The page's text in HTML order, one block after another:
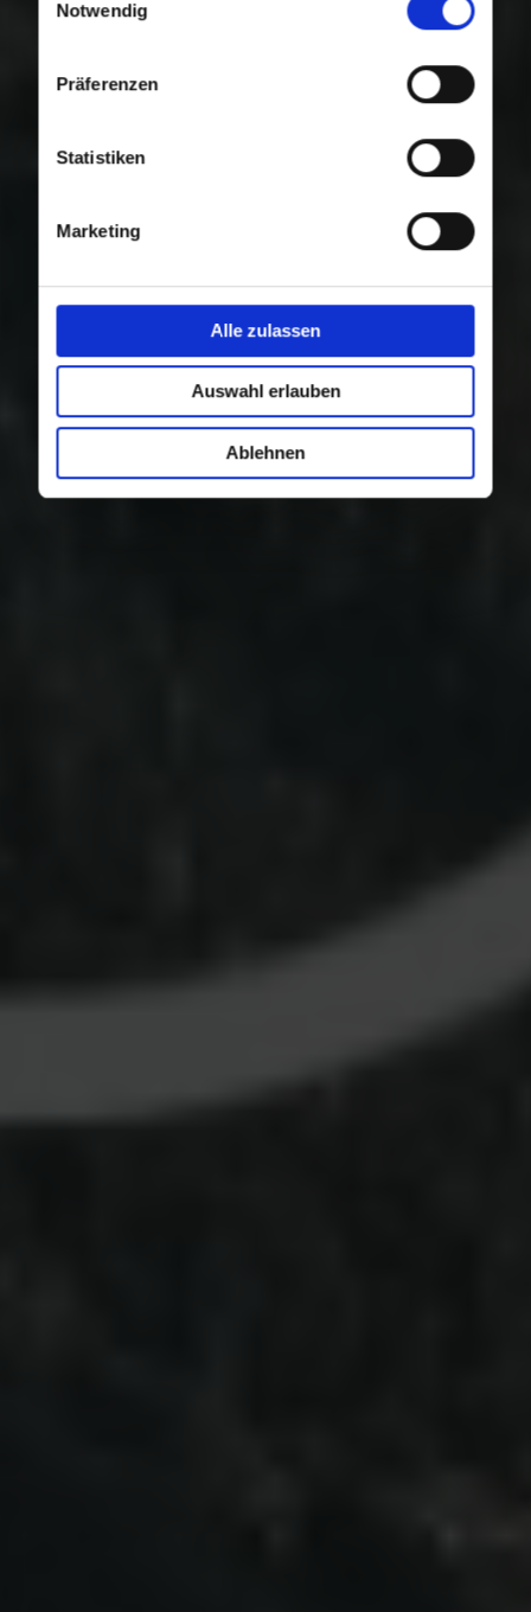
Nutzung der Dienste gesammelt haben.
Notwendig
Präferenzen
Statistiken
Marketing
Alle zulassen
Auswahl erlauben
Ablehnen